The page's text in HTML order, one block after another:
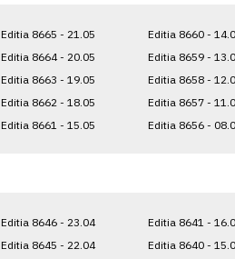
Editia 8665 - 21.05
Editia 8664 - 20.05
Editia 8663 - 19.05
Editia 8662 - 18.05
Editia 8661 - 15.05
Editia 8660 -
Editia 8659 -
Editia 8658 -
Editia 8657 -
Editia 8656 -
Editia 8646 - 23.04
Editia 8645 - 22.04
Editia 8641 -
Editia 8640 -